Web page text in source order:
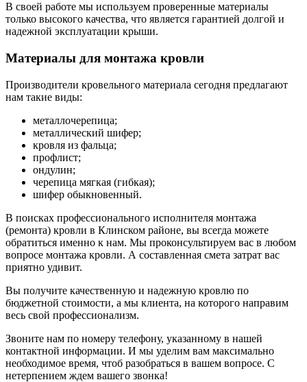
В своей работе мы используем проверенные материалы
только высокого качества, что является гарантией долгой и
надежной эксплуатации крыши.
Материалы для монтажа кровли
Производители кровельного материала сегодня предлагают
нам такие виды:
металлочерепица;
металлический шифер;
кровля из фальца;
профлист;
ондулин;
черепица мягкая (гибкая);
шифер обыкновенный.
В поисках профессионального исполнителя монтажа
(ремонта) кровли в Клинском районе, вы всегда можете
обратиться именно к нам. Мы проконсультируем вас в любом
вопросе монтажа кровли. А составленная смета затрат вас
приятно удивит.
Вы получите качественную и надежную кровлю по
бюджетной стоимости, а мы клиента, на которого направим
весь свой профессионализм.
Звоните нам по номеру телефону, указанному в нашей
контактной информации. И мы уделим вам максимально
необходимое время, чтоб разобраться в вашем вопросе. С
нетерпением ждем вашего звонка!